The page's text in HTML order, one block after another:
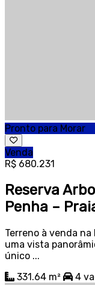
Pronto para Morar
Venda
R$ 680.231
Reserva
Penha –
Terreno à venda na
uma vista
único ...
331.64 m²
4